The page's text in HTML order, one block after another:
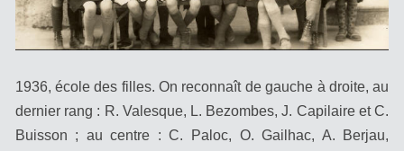
1936, école des filles. On reconnaît de gauche à droite, au
dernier rang : R. Valesque, L. Bezombes, J. Capilaire et C.
Buisson ; au centre : C. Paloc, O. Gailhac, A. Berjau,